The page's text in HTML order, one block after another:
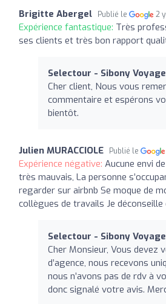
Brigitte Abergel Publié le 2
Expérience fantastique: Très
ses clients et très bon rapport
Selectour - Sibony
Cher client, Nous vous
commentaire et espérons
bientôt.
Julien MURACCIOLE Publié le
Expérience négative: Aucune envi
très mauvais, La personne
regarder sur airbnb Se moque de
collègues de travails Je
Selectour - Sibony
Cher Monsieur, Vous devez
d’agence, nous recevons
nous n’avons pas de rdv à
donc signalé votre avis.